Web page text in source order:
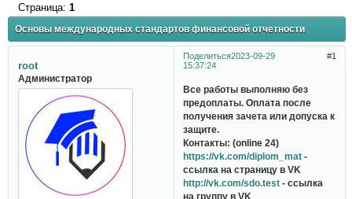
Основы международных стандартов финансовой отчетности
Страница: 1
Поделиться 1
2023-09-29
15:37:24
root
Администратор
Все работы выполняю без
предоплаты. Оплата после
получения зачета или допуска к
защите.
Контакты: (online 24)
https://vk.com/diplom_mat -
ссылка на страницу в VK
http://vk.com/sdo.test - ссылка
на группу в VK